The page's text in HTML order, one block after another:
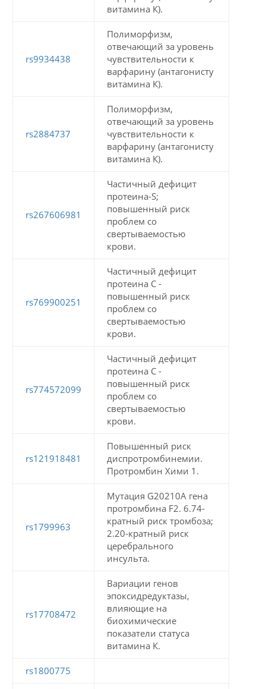
витамина К).
rs9934438
Полиморфизм,
отвечающий за уровень
чувствительности к
варфарину (антагонисту
витамина К).
rs2884737
Полиморфизм,
отвечающий за уровень
чувствительности к
варфарину (антагонисту
витамина К).
rs267606981
Частичный дефицит
протеина-S;
повышенный риск
проблем со
свертываемостью
крови.
rs769900251
Частичный дефицит
протеина С -
повышенный риск
проблем со
свертываемостью
крови.
rs774572099
Частичный дефицит
протеина С -
повышенный риск
проблем со
свертываемостью
крови.
rs121918481
Повышенный риск
диспротромбинемии.
Протромбин Хими 1.
rs1799963
Мутация G20210A гена
протромбина F2. 6.74-
кратный риск тромбоза;
2.20-кратный риск
церебрального
инсульта.
rs17708472
Вариации генов
эпоксидредуктазы,
влияющие на
биохимические
показатели статуса
витамина К.
rs1800775